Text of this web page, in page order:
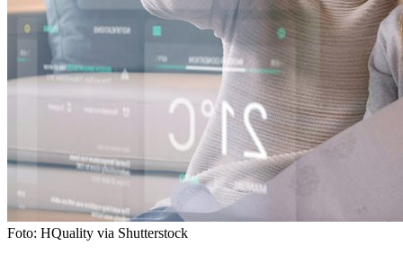
Foto: HQuality via Shutterstock